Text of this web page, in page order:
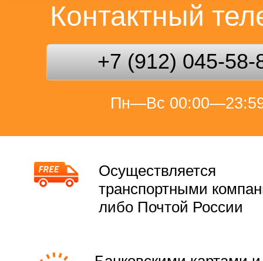
Контактный
+7 (912) 045-58-
Пн—Вс
Осуществляется
транспортными
либо Почтой России